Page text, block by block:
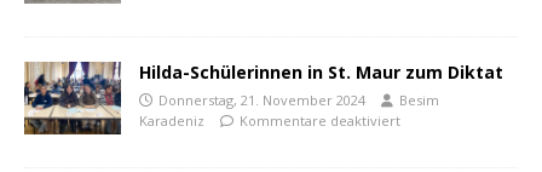
Hilda-Schülerinnen in St. Maur zum Diktat
Donnerstag, 21. November 2024
Besim
Karadeniz
Kommentare deaktiviert